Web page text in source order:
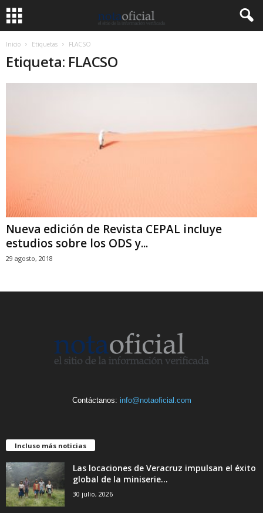
Inicio Etiquetas FLACSO
Etiqueta: FLACSO
Nueva edición de Revista CEPAL incluye
estudios sobre los ODS y...
29 agosto, 2018
Contáctanos: info@notaoficial.com
Incluso más noticias
Las locaciones de Veracruz impulsan el éxito
global de la miniserie...
30 julio, 2026